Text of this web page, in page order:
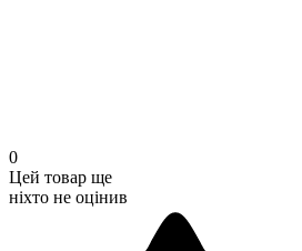
0
Цей товар ще
ніхто не оцінив